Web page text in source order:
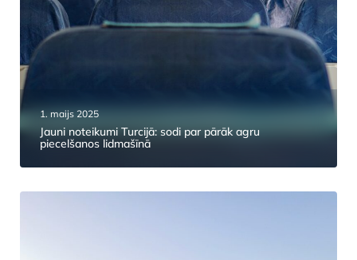
1. maijs 2025
Jauni noteikumi Turcijā: sodi par pārāk agru
piecelšanos lidmašīnā